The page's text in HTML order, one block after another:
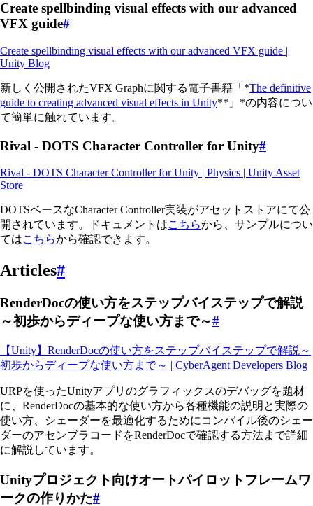
Create spellbinding visual effects with our advanced
VFX guide#
Create spellbinding visual effects with our advanced VFX guide |
Unity Blog
新しく公開されたVFX Graphに関する電子書籍「*The definitive
guide to creating advanced visual effects in Unity**」*の内容につい
て簡単に触れています。
Rival - DOTS Character Controller for Unity#
Rival - DOTS Character Controller for Unity | Physics | Unity Asset
Store
DOTSベースなCharacter Controller実装がアセットストアにて公
開されています。ドキュメントはこちらから、サンプルについ
てはこちらから確認できます。
Articles#
RenderDocの使い方をステップバイステップで解説
～初歩からディープな使い方まで～#
【Unity】RenderDocの使い方をステップバイステップで解説～
初歩からディープな使い方まで～ | CyberAgent Developers Blog
URPを使ったUnityアプリのグラフィックスのデバッグを題材
に、RenderDocの基本的な使い方から各種機能の説明と実際の
使い方、シェーダーを最適化するためにコンパイル後のシェー
ダーのアセンブラコードをRenderDocで確認する方法まで詳細
に解説しています。
Unityプロジェクト向けオートパイロットフレームワ
ークの作りかた#